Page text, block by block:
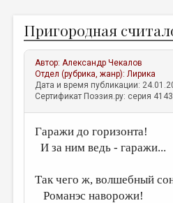
ЖАНРЫ
АВТОРЫ
КОММЕНТАРИИ
ЛИТСАЛОН
НОВОСТИ
ОТДЕЛЫ И РУБРИКИ
Пригородная
Автор:Александр Чекалов
Отдел (рубрика, жанр):Лирика
Дата и время публикации:
Сертификат Поэзия.ру: серия
Гаражи до горизонта!
И за ним ведь - гаражи...
Так чего ж, волшебный
Романэс наворожи!